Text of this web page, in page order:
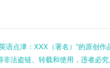
语点津：XXX（署名）”的原创
法盗链、转载和使用，违者必